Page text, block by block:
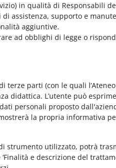
in qualità di Responsabili
assistenza, supporto e
aggiuntive.
ad obblighi di legge o
terze parti (con le quali
didattica. L’utente può
personali proposto
la propria informativa
strumento utilizzato, potrà
e descrizione del